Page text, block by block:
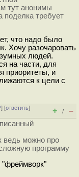
тут анонимы
поделка требует
что надо было
Хочу разочаровать
людей.
на части, для
приоритеты, и
к цели с
] [ответить]
+ / –
ведь можно про
программу
"фреймворк"